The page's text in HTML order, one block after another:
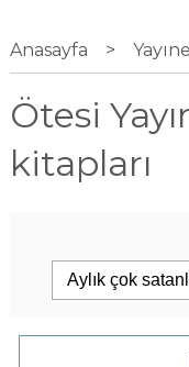
Anasayfa >
Ötesi
kitapları